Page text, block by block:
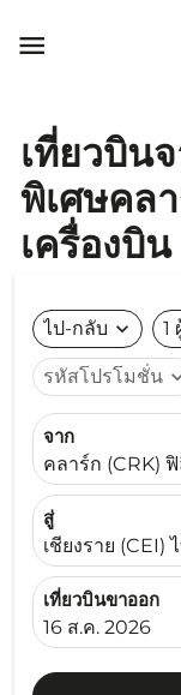

เที่ยวบิน
พิเศษคล
เครื่องบิ
ไป-กลับ expand_more 1
รหัสโปรโมชั่น
จาก
คลาร์ก (CRK)
สู่
เชียงราย (CEI)
เที่ยวบินขาออก
fc-booking-
16 ส.ค. 2026